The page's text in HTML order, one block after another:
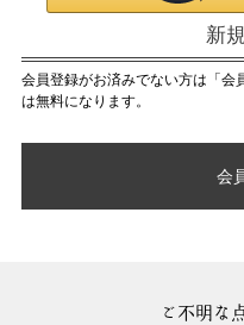
新
会員登録がお済みでない方は「会
は無料になります。
会
ご不明な